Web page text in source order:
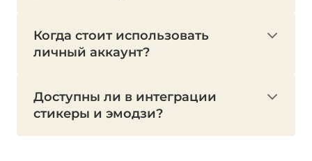
Когда стоит использовать
личный аккаунт?
Доступны ли в интеграции
стикеры и эмодзи?